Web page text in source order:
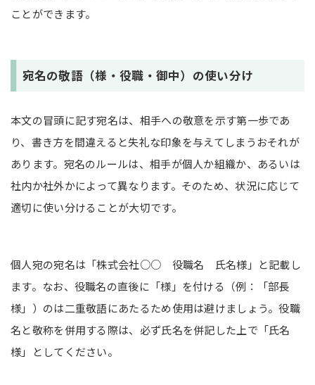
ことができます。
宛名の敬語（様・役職・御中）の使い分け
本文の冒頭に記す宛名は、相手への敬意を示す第一歩であ
り、書き方を間違えると失礼な印象を与えてしまうおそれが
あります。宛名のルールは、相手が個人か組織か、あるいは
社内か社外かによって異なります。そのため、状況に応じて
適切に使い分けることが大切です。
個人宛の宛名は「株式会社○○ 役職名 氏名様」と記載し
ます。なお、役職名の直後に「様」を付ける（例：「部長
様」）のは二重敬語にあたるため使用は避けましょう。役職
名と敬称を併用する際は、必ず氏名を併記した上で「氏名
様」としてください。